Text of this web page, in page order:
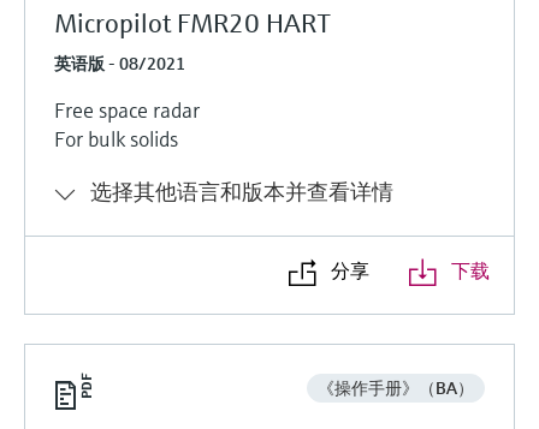
Micropilot FMR20 HART
英语版 - 08/2021
Free space radar
For bulk solids
选择其他语言和版本并查看详情
分享 下载
《操作手册》（BA）